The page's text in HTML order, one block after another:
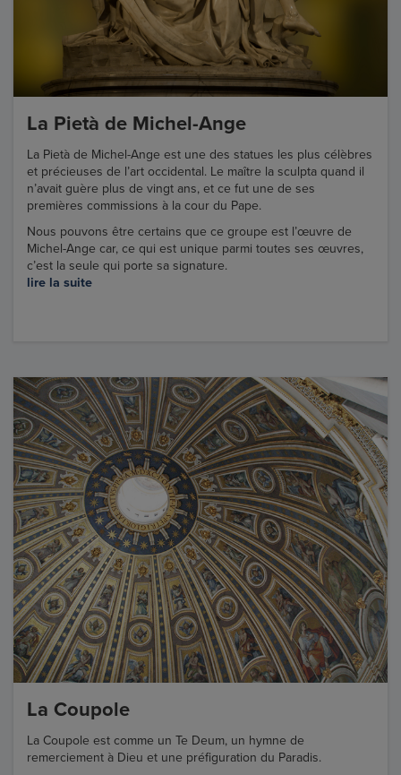
La Pietà de Michel-Ange
La Pietà de Michel-Ange est une des statues les plus célèbres
et précieuses de l’art occidental. Le maître la sculpta quand il
n’avait guère plus de vingt ans, et ce fut une de ses
premières commissions à la cour du Pape.
Nous pouvons être certains que ce groupe est l’œuvre de
Michel-Ange car, ce qui est unique parmi toutes ses œuvres,
c’est la seule qui porte sa signature.
lire la suite
La Coupole
La Coupole est comme un Te Deum, un hymne de
remerciement à Dieu et une préfiguration du Paradis.